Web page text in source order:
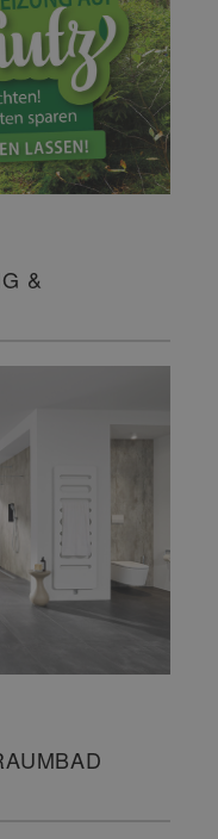
&